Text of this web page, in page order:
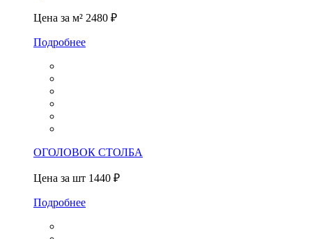
Цена за м² 2480 ₽
Подробнее
ОГОЛОВОК СТОЛБА
Цена за шт 1440 ₽
Подробнее